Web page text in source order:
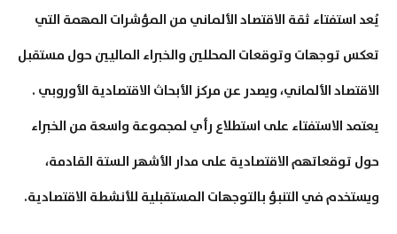
يُعد استفتاء ثقة الاقتصاد الألماني من المؤشرات المهمة التي
تعكس توجهات وتوقعات المحللين والخبراء الماليين حول مستقبل
الاقتصاد الألماني، ويصدر عن مركز الأبحاث الاقتصادية الأوروبي .
يعتمد الاستفتاء على استطلاع رأي لمجموعة واسعة من الخبراء
حول توقعاتهم الاقتصادية على مدار الأشهر الستة القادمة،
ويستخدم في التنبؤ بالتوجهات المستقبلية للأنشطة الاقتصادية.